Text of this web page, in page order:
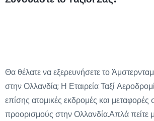
Θα θέλατε να εξερευνήσετε το
στην Ολλανδία; Η Εταιρεία Ταξί
επίσης ατομικές εκδρομές και μεταφορές
προορισμούς στην Ολλανδία.Απλά πείτε